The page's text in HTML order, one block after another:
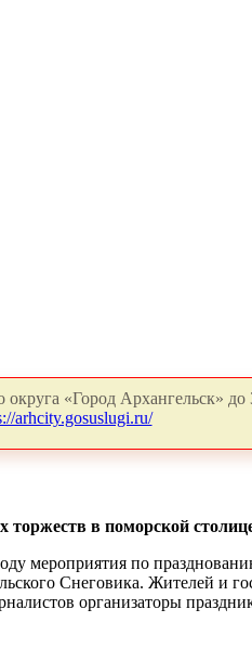
«Город Архангельск» до
arhcity.gosuslugi.ru/
торжеств в поморской
мероприятия по
Снеговика. Жителей и
организаторы